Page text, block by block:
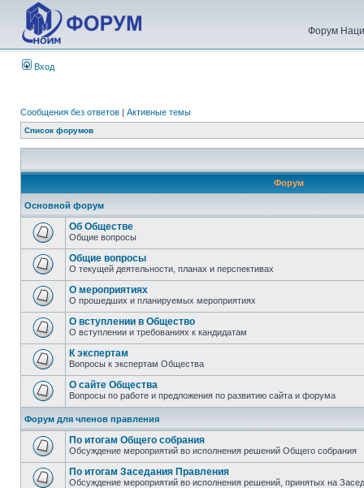
Форум
Вход
Сообщения без ответов | Активные темы
Список форумов
Форум
Основной форум
Об Обществе
Общие вопросы
Общие вопросы
О текущей деятельности, планах и перспективах
О мероприятиях
О прошедших и планируемых мероприятиях
О вступлении в Общество
О вступлении и требованиях к кандидатам
К экспертам
Вопросы к экспертам Общества
О сайте Общества
Вопросы по работе и предложения по развитию сайта и форума
Форум для членов правления
По итогам Общего собрания
Обсуждение мероприятий во исполнения решений Общего собрания
По итогам Заседания Правления
Обсуждение мероприятий во исполнения решений, принятых на